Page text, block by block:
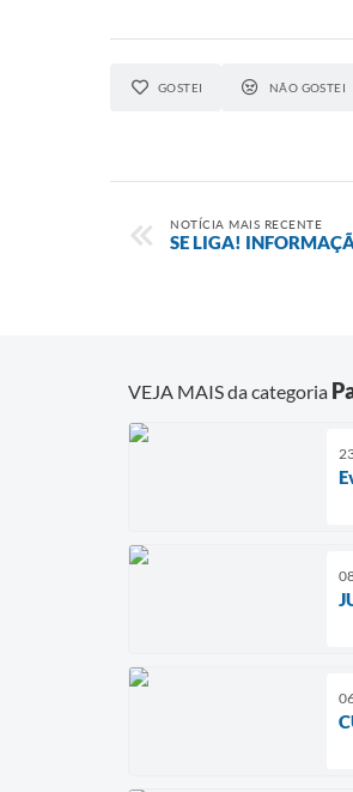
GOSTEI NÃO GOSTEI
NOTÍCIA MAIS RECENTE
SE LIGA!
VEJA MAIS da categoria